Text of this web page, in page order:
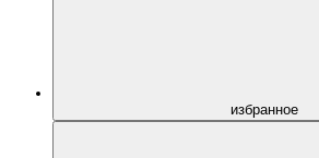
избранное